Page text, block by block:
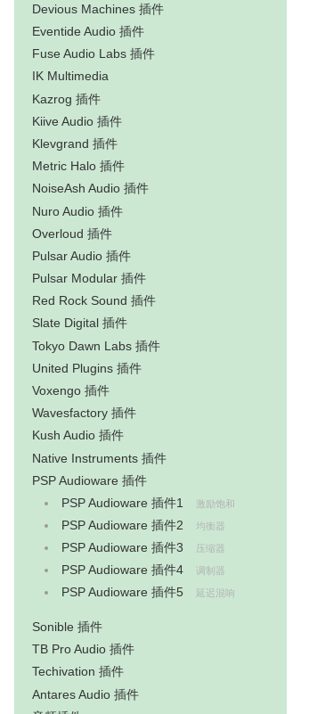
Devious Machines 插件
Eventide Audio 插件
Fuse Audio Labs 插件
IK Multimedia
Kazrog 插件
Kiive Audio 插件
Klevgrand 插件
Metric Halo 插件
NoiseAsh Audio 插件
Nuro Audio 插件
Overloud 插件
Pulsar Audio 插件
Pulsar Modular 插件
Red Rock Sound 插件
Slate Digital 插件
Tokyo Dawn Labs 插件
United Plugins 插件
Voxengo 插件
Wavesfactory 插件
Kush Audio 插件
Native Instruments 插件
PSP Audioware 插件
PSP Audioware 插件1
激励饱和
PSP Audioware 插件2 均衡器
PSP Audioware 插件3 压缩器
PSP Audioware 插件4 调制器
PSP Audioware 插件5 延迟混响
Sonible 插件
TB Pro Audio 插件
Techivation 插件
Antares Audio 插件